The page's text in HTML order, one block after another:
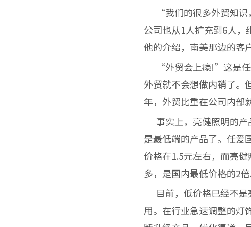
“我们的很多外贸知识
公司也从1人扩充到6人，
他的介绍，南美那边的客
“外贸会上瘾!”这是任
外贸就不会想做内销了。
年，外贸比重在公司内部
事实上，亮健照明的产
是最低端的产品了。任爱
价格在1.5元左右，而亮
多，是国内最低价格的2倍
目前，低价格已经不是
用。在行业急速调整的灯